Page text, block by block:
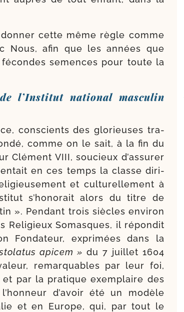
cette même règle comme
Nous, afin que les an­nées que
semences pour toute la
l’Institut national masculin
conscients des glo­rieuses tra­
comme on le sait, à la fin du
Clément VIII, sou­cieux d’as­su­rer
en ces temps la classe diri­
et cultu­rel­le­ment à
s’ho­no­rait alors du titre de
». Pendant trois siècles envi­ron
Religieux Somasques, il répon­dit
Fondateur, expri­mées dans la
api­cem » du 7 juillet 1604
remar­quables par leur foi,
par la pra­tique exem­plaire des
d’a­voir été un mo­dèle
et en Europe, qui, par tout le